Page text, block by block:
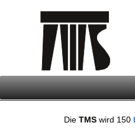
Die TMS wird 150